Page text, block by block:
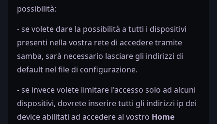
possibilità:
- se volete dare la possibilità a tutti i dispositivi
presenti nella vostra rete di accedere tramite
samba, sarà necessario lasciare gli indirizzi di
default nel file di configurazione.
- se invece volete limitare l'accesso solo ad alcuni
dispositivi, dovrete inserire tutti gli indirizzi ip dei
device abilitati ad accedere al vostro Home